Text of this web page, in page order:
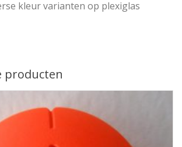
kleur varianten op plexiglas
producten